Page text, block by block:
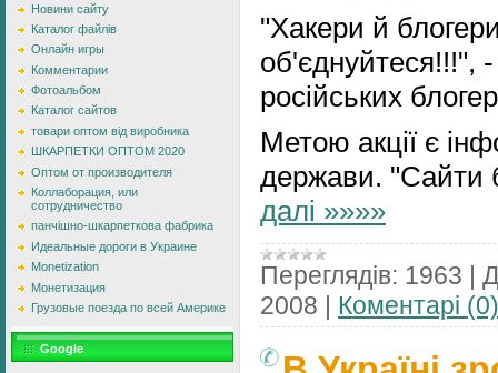
Новини сайту
Каталог файлів
Онлайн игры
Комментарии
Фотоальбом
Каталог сайтов
товари оптом від виробника
ШКАРПЕТКИ ОПТОМ 2020
Оптом от производителя
Коллаборация, или
сотрудничество
панчішно-шкарпеткова фабрика
Идеальные дороги в Украине
Monetization
Монетизация
Грузовые поезда по всей Америке
Google
"Хакери й
об'єднуйтеся!!!",
російських
Метою акції є
держави. "Сайти
далі »»»»
Переглядів: 1963 |
2008 | Коментарі (0)